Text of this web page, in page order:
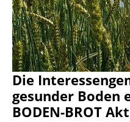
Die
gesunder Boden
BODEN-BROT